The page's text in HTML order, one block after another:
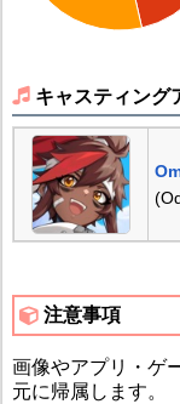
キャスティング
注意事項
画像やアプリ・ゲ
元に帰属します。